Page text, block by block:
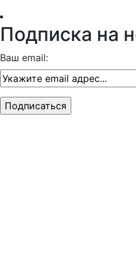
Подписка на
Ваш email: